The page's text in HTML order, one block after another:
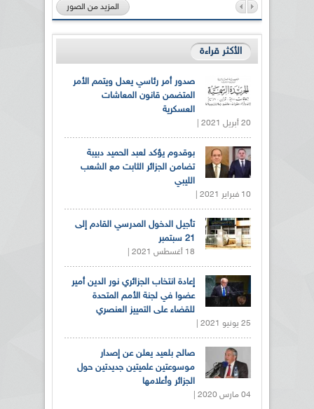
المزيد من الصور
الأكثر قراءة
صدور أمر رئاسي يعدل ويتمم الأمر
المتضمن قانون المعاشات
العسكرية
20 أبريل 2021 |
بوقدوم يؤكد لعبد الحميد دبيبة
تضامن الجزائر الثابت مع الشعب
الليبي
10 فبراير 2021 |
تأجيل الدخول المدرسي القادم إلى
21 سبتمبر
18 أغسطس 2021 |
إعادة انتخاب الجزائري نور الدين أمير
عضوا في لجنة الأمم المتحدة
للقضاء على التمييز العنصري
25 يونيو 2021 |
صالح بلعيد يعلن عن إصدار
موسوعتين علميتين جديدتين حول
الجزائر وأعلامها
04 مارس 2020 |